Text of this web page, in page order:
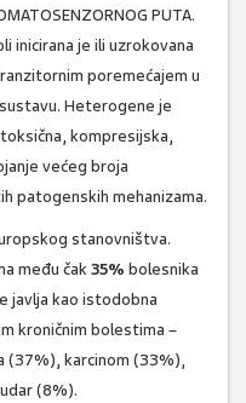
PUTA.
inicirana je ili uzrokovana
poremećajem u
Heterogene je
kompresijska,
većeg broja
patogenskih mehanizama.
stanovništva.
među čak 35% bolesnika
javlja kao istodobna
kroničnim bolestima –
(37%), karcinom (33%),
(8%).